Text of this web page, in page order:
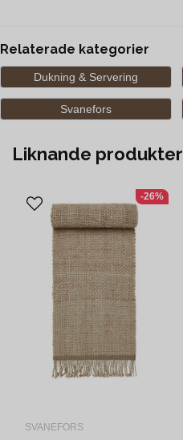
Relaterade kategorier
Dukning & Servering
Svanefors
Liknande produkter
SVANEFORS
-26%